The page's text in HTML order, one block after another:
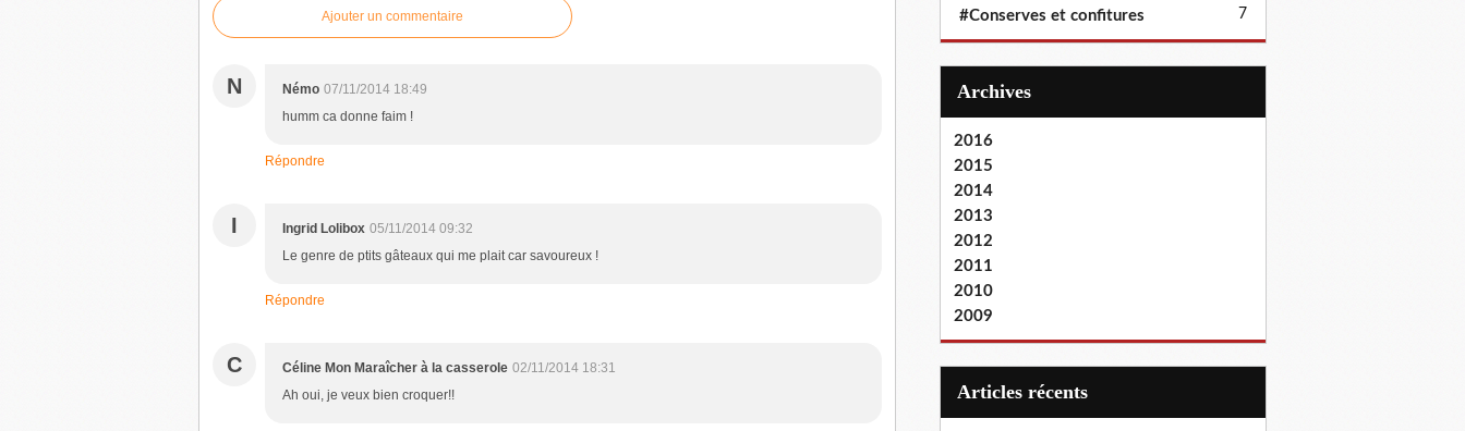
Ajouter un commentaire
N Némo 07/11/2014 18:49
humm ca donne faim !
Répondre
I Ingrid Lolibox 05/11/2014 09:32
Le genre de ptits gâteaux qui me plait car savoureux !
Répondre
C Céline Mon Maraîcher à la casserole 02/11/2014 18:31
Ah oui, je veux bien croquer!!
#Conserves et confitures 7
Archives
2016
2015
2014
2013
2012
2011
2010
2009
articles récents